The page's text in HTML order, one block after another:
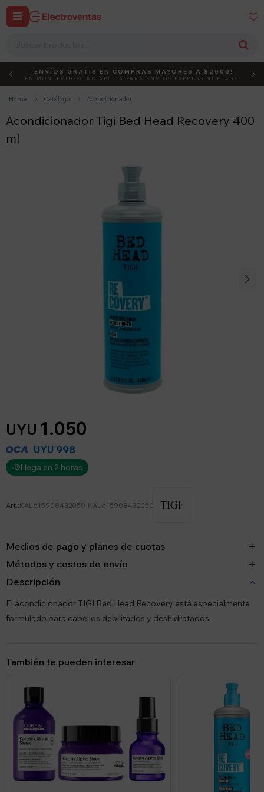
 
DEBUT ACTIVÁ EL CÓDIGO
¡ENVÍOS GRATIS EN COMPRAS MAYORES A $2000!
EN MONTEVIDEO, NO APLICA PARA ENVÍOS EXPRESS NI FLASH
Home Catálogo Acondicionador
Acondicionador Tigi Bed Head Recovery 400
ml
UYU 1.050
UYU 998
Llega en 2 horas
KAL615908432050-KAL615908432050
Medios de pago y planes de cuotas
Métodos y costos de envío
Descripción
El acondicionador TIGI Bed Head Recovery está especialmente
formulado para cabellos debilitados y deshidratados
También te pueden interesar